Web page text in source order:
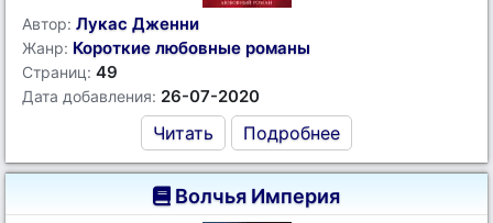
Автор: Лукас Дженни
Жанр: Короткие любовные романы
Страниц: 49
Дата добавления: 26-07-2020
Читать Подробнее
Волчья Империя